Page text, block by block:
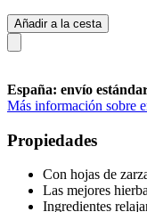
Añadir a la cesta
España: envío
Más información sobre
Propiedades
Con hojas de
Las mejores
Ingredientes